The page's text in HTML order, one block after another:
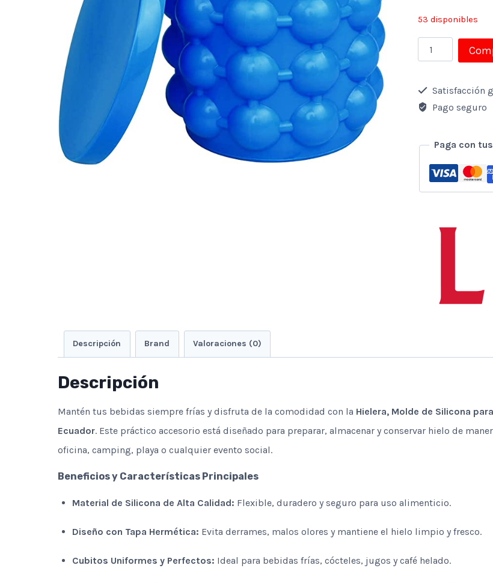
53 disponibles
Hielera
cantidad
Satisfacción
Pago seguro
Paga con
Descripción Brand Valoraciones (0)
Descripción
Mantén tus bebidas siempre frías y disfruta de la comodidad con la Hielera, Molde de Silicona
Ecuador. Este práctico accesorio está diseñado para preparar, almacenar y conservar hielo de
oficina, camping, playa o cualquier evento social.
Beneficios y Características Principales
Material de Silicona de Alta Calidad: Flexible, duradero y seguro para uso alimenticio.
Diseño con Tapa Hermética: Evita derrames, malos olores y mantiene el hielo limpio y fresco.
Cubitos Uniformes y Perfectos: Ideal para bebidas frías, cócteles, jugos y café helado.